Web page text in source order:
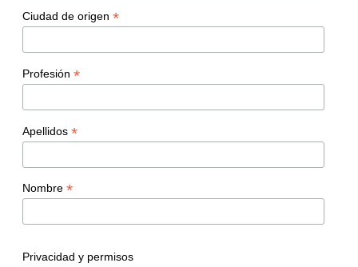
Ciudad de origen *
Profesión *
Apellidos *
Nombre *
Privacidad y permisos